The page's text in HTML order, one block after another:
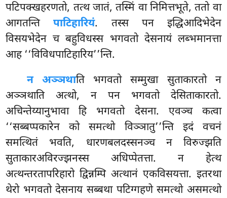
पटिपक्खहरणतो, तत्थ जातं, तस्मिं वा निमित्तभूते, ततो वा
आगतन्तिपाटिहारियं. तस्स पन इद्धिआदिभेदेन
विसयभेदेन च बहुविधस्स भगवतो देसनायं लब्भमानत्ता
आह ‘‘विविधपाटिहारिय’’न्ति.
न अञ्ञथाति भगवतो सम्मुखा सुताकारतो न
अञ्ञथाति अत्थो, न पन भगवतो देसिताकारतो.
अचिन्तेय्यानुभावा हि भगवतो देसना. एवञ्च कत्वा
‘‘सब्बप्पकारेन को समत्थो विञ्ञातु’’न्ति इदं वचनं
समत्थितं भवति, धारणबलदस्सनञ्च न विरुज्झति
सुताकारअविरज्झनस्स अधिप्पेतत्ता. न हेत्थ
अत्थन्तरतापरिहारो द्विन्नम्पि अत्थानं एकविसयत्ता. इतरथा
थेरो भगवतो देसनाय सब्बथा पटिग्गहणे समत्थो असमत्थो